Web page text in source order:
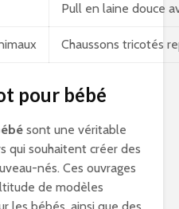
Pull en laine douce
Chaussons tricotés
pour bébé
sont une véritable
qui souhaitent créer des
nés. Ces ouvrages
de modèles